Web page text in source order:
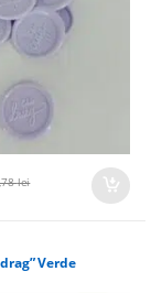
lei
Verde